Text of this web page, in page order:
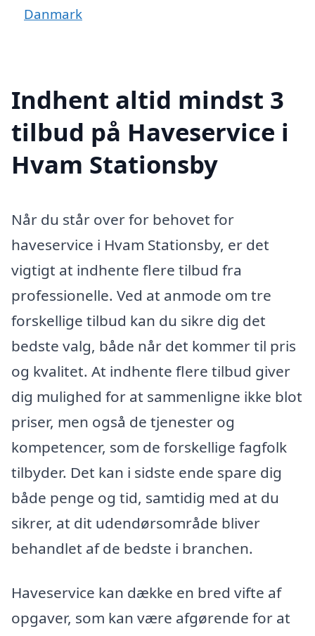
Danmark
Indhent altid mindst 3
tilbud på Haveservice i
Hvam Stationsby
Når du står over for behovet for
haveservice i Hvam Stationsby, er det
vigtigt at indhente flere tilbud fra
professionelle. Ved at anmode om tre
forskellige tilbud kan du sikre dig det
bedste valg, både når det kommer til pris
og kvalitet. At indhente flere tilbud giver
dig mulighed for at sammenligne ikke blot
priser, men også de tjenester og
kompetencer, som de forskellige fagfolk
tilbyder. Det kan i sidste ende spare dig
både penge og tid, samtidig med at du
sikrer, at dit udendørsområde bliver
behandlet af de bedste i branchen.
Haveservice kan dække en bred vifte af
opgaver, som kan være afgørende for at